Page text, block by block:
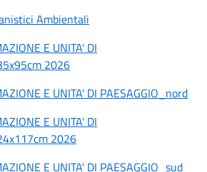
Ambientali
E UNITA' DI
2026
E UNITA' DI PAESAGGIO_nord
E UNITA' DI
2026
E UNITA' DI PAESAGGIO_sud